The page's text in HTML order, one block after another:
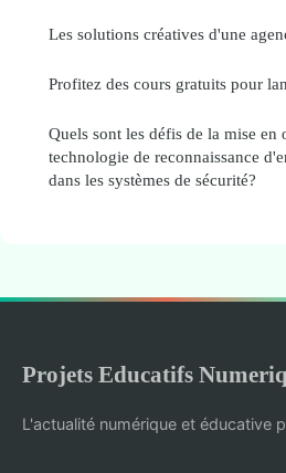
Les solutions créatives d'une
Profitez des cours gratuits pour
Quels sont les défis de la mise en
technologie de reconnaissance
dans les systèmes de sécurité?
Projets Educatifs
L'actualité numérique et éducative